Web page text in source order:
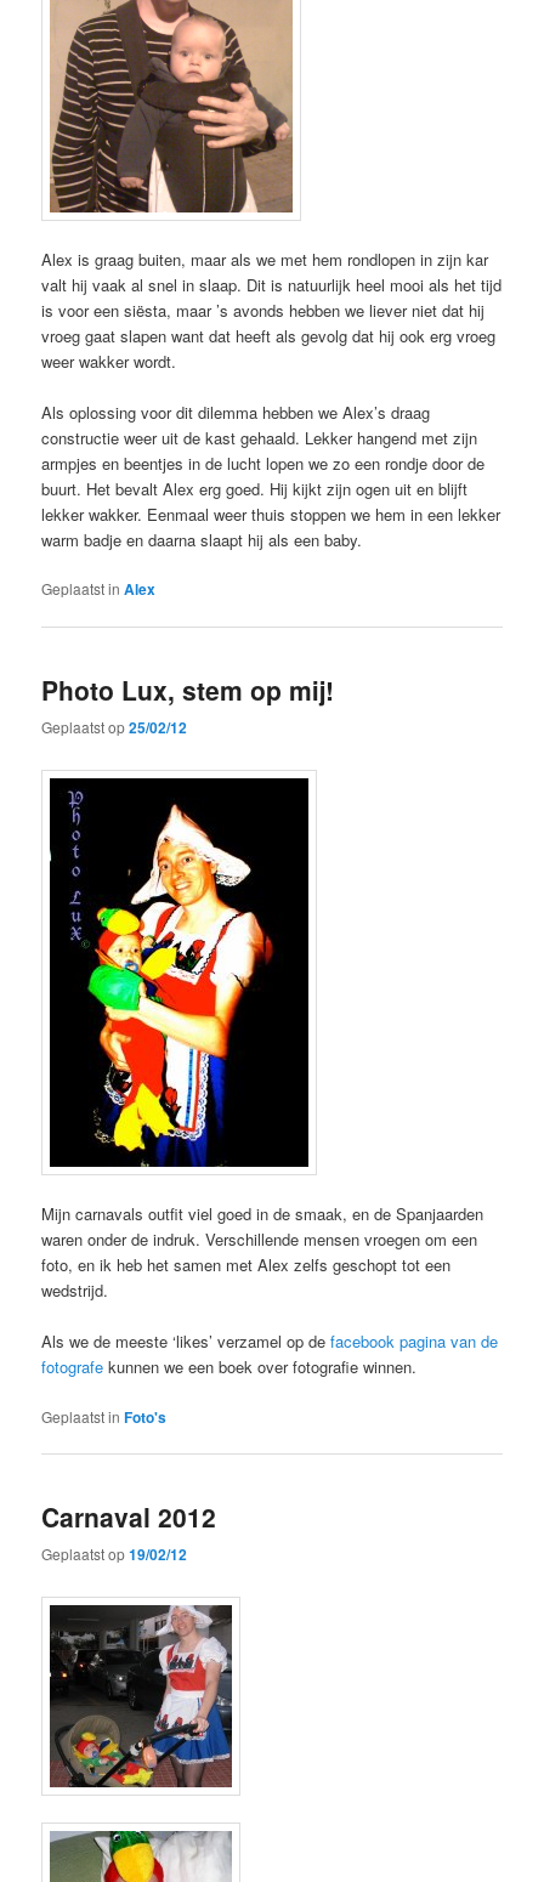
Alex is graag buiten, maar als we met hem rondlopen in zijn kar
valt hij vaak al snel in slaap. Dit is natuurlijk heel mooi als het tijd
is voor een siësta, maar ’s avonds hebben we liever niet dat hij
vroeg gaat slapen want dat heeft als gevolg dat hij ook erg vroeg
weer wakker wordt.
Als oplossing voor dit dilemma hebben we Alex’s draag
constructie weer uit de kast gehaald. Lekker hangend met zijn
armpjes en beentjes in de lucht lopen we zo een rondje door de
buurt. Het bevalt Alex erg goed. Hij kijkt zijn ogen uit en blijft
lekker wakker. Eenmaal weer thuis stoppen we hem in een lekker
warm badje en daarna slaapt hij als een baby.
Geplaatst in Alex
Photo Lux, stem op mij!
Geplaatst op25/02/12
Mijn carnavals outfit viel goed in de smaak, en de Spanjaarden
waren onder de indruk. Verschillende mensen vroegen om een
foto, en ik heb het samen met Alex zelfs geschopt tot een
wedstrijd.
Als we de meeste ‘likes’ verzamel op defacebook pagina van de
fotografe kunnen we een boek over fotografie winnen.
Geplaatst in Foto's
Carnaval 2012
Geplaatst op19/02/12